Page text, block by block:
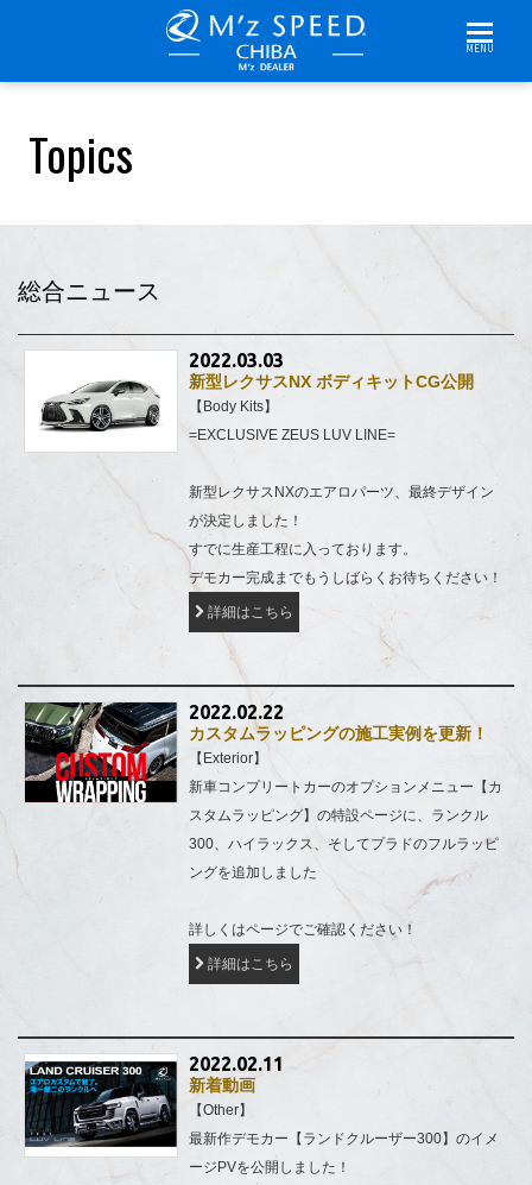
MENU
Topics
総合ニュース
2022.03.03
新型レクサスNX ボディキットCG公開
【Body Kits】
=EXCLUSIVE ZEUS LUV LINE=
新型レクサスNXのエアロパーツ、最終デザイン
が決定しました！
すでに生産工程に入っております。
デモカー完成までもうしばらくお待ちください！
詳細はこちら
2022.02.22
カスタムラッピングの施工実例を更新！
【Exterior】
新車コンプリートカーのオプションメニュー【カ
スタムラッピング】の特設ページに、ランクル
300、ハイラックス、そしてプラドのフルラッピ
ングを追加しました
詳しくはページでご確認ください！
詳細はこちら
2022.02.11
新着動画
【Other】
最新作デモカー【ランドクルーザー300】のイメ
ージPVを公開しました！